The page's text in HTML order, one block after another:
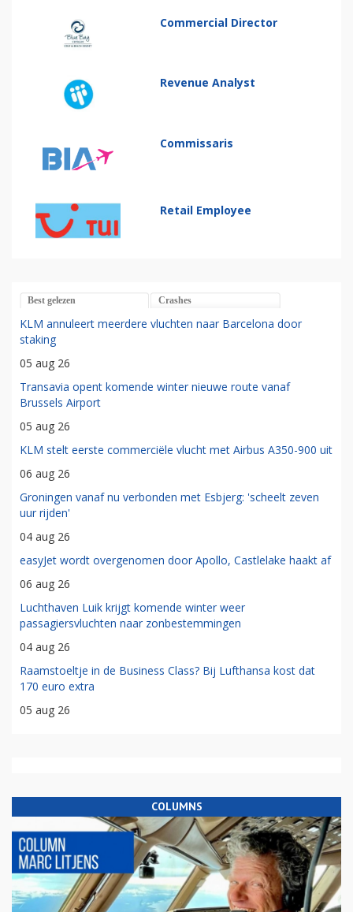
Commercial Director
Revenue Analyst
Commissaris
Retail Employee
Best gelezen Crashes
KLM annuleert meerdere vluchten naar Barcelona door
staking
05 aug 26
Transavia opent komende winter nieuwe route vanaf
Brussels Airport
05 aug 26
KLM stelt eerste commerciële vlucht met Airbus A350-900 uit
06 aug 26
Groningen vanaf nu verbonden met Esbjerg: 'scheelt zeven
uur rijden'
04 aug 26
easyJet wordt overgenomen door Apollo, Castlelake haakt af
06 aug 26
Luchthaven Luik krijgt komende winter weer
passagiersvluchten naar zonbestemmingen
04 aug 26
Raamstoeltje in de Business Class? Bij Lufthansa kost dat
170 euro extra
05 aug 26
COLUMNS